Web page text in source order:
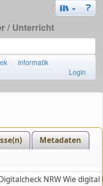
/ Unterricht
informatik
Login
Metadaten
NRW Wie digital